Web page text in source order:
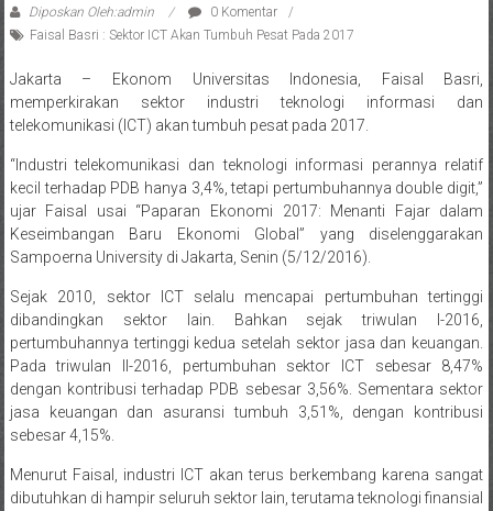
Diposkan Oleh:admin
0 Komentar
Faisal Basri : Sektor ICT Akan Tumbuh Pesat Pada 2017
Jakarta – Ekonom Universitas Indonesia, Faisal Basri,
memperkirakan sektor industri teknologi informasi dan
telekomunikasi (ICT) akan tumbuh pesat pada 2017.
“Industri telekomunikasi dan teknologi informasi perannya relatif
kecil terhadap PDB hanya 3,4%, tetapi pertumbuhannya double digit,”
ujar Faisal usai “Paparan Ekonomi 2017: Menanti Fajar dalam
Keseimbangan Baru Ekonomi Global” yang diselenggarakan
Sampoerna University di Jakarta, Senin (5/12/2016).
Sejak 2010, sektor ICT selalu mencapai pertumbuhan tertinggi
dibandingkan sektor lain. Bahkan sejak triwulan I-2016,
pertumbuhannya tertinggi kedua setelah sektor jasa dan keuangan.
Pada triwulan II-2016, pertumbuhan sektor ICT sebesar 8,47%
dengan kontribusi terhadap PDB sebesar 3,56%. Sementara sektor
jasa keuangan dan asuransi tumbuh 3,51%, dengan kontribusi
sebesar 4,15%.
Menurut Faisal, industri ICT akan terus berkembang karena sangat
dibutuhkan di hampir seluruh sektor lain, terutama teknologi finansial